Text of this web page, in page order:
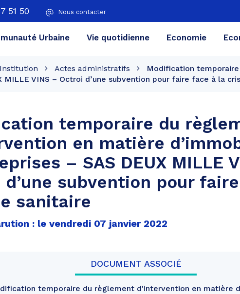
51 50 Nous contacter
Urbaine Vie quotidienne Economie
Institution Actes administratifs
Modification
MILLE VINS – Octroi d’une subvention pour faire face à la
temporaire du
en matière
– SAS DEUX MILLE
d’une subvention pour
sanitaire
: le vendredi 07 janvier 2022
DOCUMENT ASSOCIÉ
temporaire du règlement d'intervention en matière